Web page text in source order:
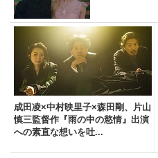
成田凌×中村映里子×森田剛、片山
慎三監督作『雨の中の慾情』出演
への素直な想いを吐...